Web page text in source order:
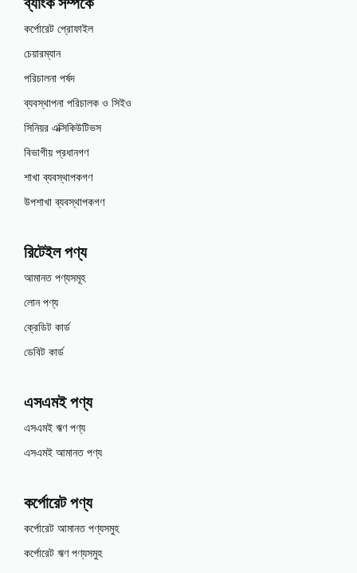
কর্পোরেট প্রোফাইল
চেয়ারম্যান
পরিচালনা পর্ষদ
ব্যবস্থাপনা পরিচালক ও সিইও
সিনিয়র এক্সিকিউটিভস
বিভাগীয় প্রধানগণ
শাখা ব্যবস্থাপকগণ
উপশাখা ব্যবস্থাপকগণ
রিটেইল পণ্য
আমানত পণ্যসমূহ
লোন পণ্য
ক্রেডিট কার্ড
ডেবিট কার্ড
এসএমই পণ্য
এসএমই ঋণ পণ্য
এসএমই আমানত পণ্য
কর্পোরেট পণ্য
কর্পোরেট আমানত পণ্যসমুহ
কর্পোরেট ঋণ পণ্যসমুহ